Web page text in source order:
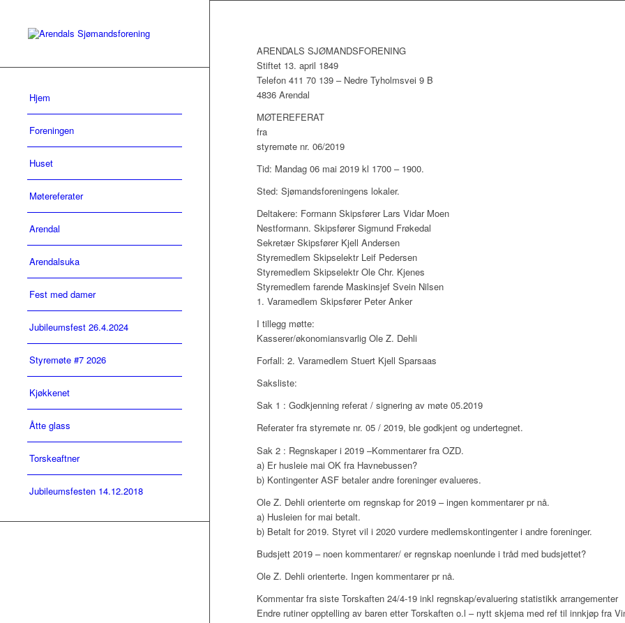
Hjem
Foreningen
Huset
Møtereferater
Arendal
Arendalsuka
Fest med damer
Jubileumsfest 26.4.2024
Styremøte #7 2026
Kjøkkenet
Åtte glass
Torskeaftner
Jubileumsfesten 14.12.2018
ARENDALS SJØMANDSFORENING
Stiftet 13. april 1849
Telefon 411 70 139 – Nedre Tyholmsvei 9 B
4836 Arendal
MØTEREFERAT
fra
styremøte nr. 06/2019
Tid: Mandag 06 mai 2019 kl 1700 – 1900.
Sted: Sjømandsforeningens lokaler.
Deltakere: Formann Skipsfører Lars Vidar Moen
Nestformann. Skipsfører Sigmund Frøkedal
Sekretær Skipsfører Kjell Andersen
Styremedlem Skipselektr Leif Pedersen
Styremedlem Skipselektr Ole Chr. Kjenes
Styremedlem farende Maskinsjef Svein Nilsen
1. Varamedlem Skipsfører Peter Anker
I tillegg møtte:
Kasserer/økonomiansvarlig Ole Z. Dehli
Forfall: 2. Varamedlem Stuert Kjell Sparsaas
Saksliste:
Sak 1 : Godkjenning referat / signering av møte 05.2019
Referater fra styremøte nr. 05 / 2019, ble godkjent og undertegnet.
Sak 2 : Regnskaper i 2019 –Kommentarer fra OZD.
a) Er husleie mai OK fra Havnebussen?
b) Kontingenter ASF betaler andre foreninger evalueres.
Ole Z. Dehli orienterte om regnskap for 2019 – ingen kommentarer pr nå.
a) Husleien for mai betalt.
b) Betalt for 2019. Styret vil i 2020 vurdere medlemskontingenter i andre foreninger.
Budsjett 2019 – noen kommentarer/ er regnskap noenlunde i tråd med budsjettet?
Ole Z. Dehli orienterte. Ingen kommentarer pr nå.
Kommentar fra siste Torskaften 24/4-19 inkl regnskap/evaluering statistikk arrangementer
Endre rutiner opptelling av baren etter Torskaften o.l – nytt skjema med ref til innkjøp fra